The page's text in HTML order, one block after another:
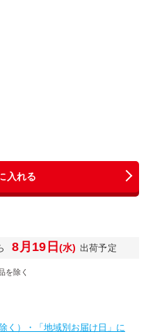
入れる
8月19日 (水) 出荷予定
を除く
く）・「地域別お届け日」に